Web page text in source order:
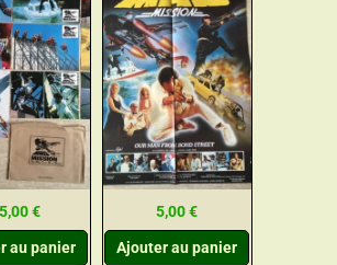
€
au panier
5,00€
Ajouter au panier